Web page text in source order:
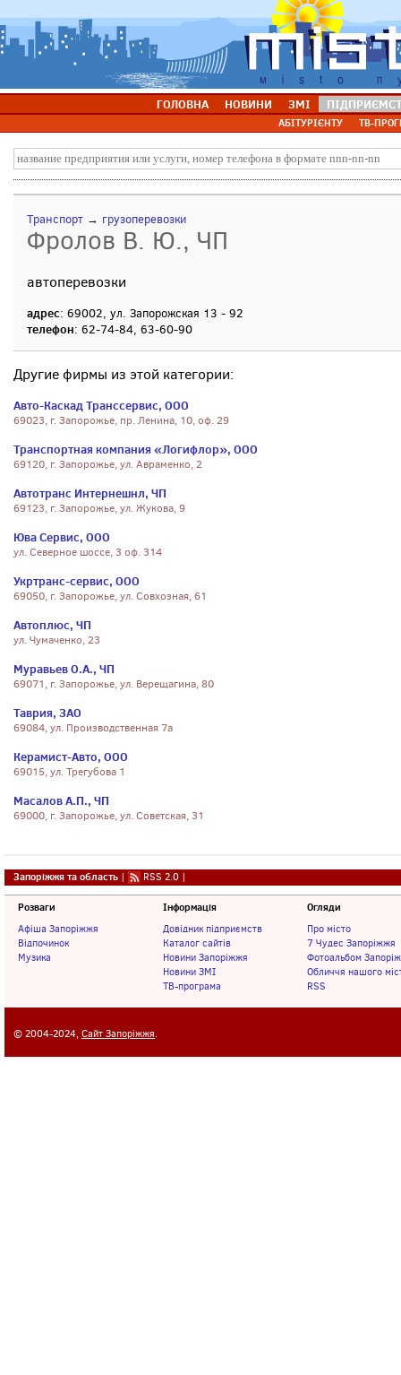
ГОЛОВНА НОВИНИ ЗМІ
АБІТУРІЄНТУ ТВ-
Транспорт → грузоперевозки
Фролов В. Ю., ЧП
автоперевозки
адрес: 69002, ул. Запорожская 13 - 92
телефон: 62-74-84, 63-60-90
Другие фирмы из этой категории:
Авто-Каскад Транссервис, ООО
69023, г. Запорожье, пр. Ленина, 10, оф. 29
Транспортная компания «Логифлор», ООО
69120, г. Запорожье, ул. Авраменко, 2
Автотранс Интернешнл, ЧП
69123, г. Запорожье, ул. Жукова, 9
Юва Сервис, ООО
ул. Северное шоссе, 3 оф. 314
Укртранс-сервис, ООО
69050, г. Запорожье, ул. Совхозная, 61
Автоплюс, ЧП
ул. Чумаченко, 23
Муравьев О.А., ЧП
69071, г. Запорожье, ул. Верещагина, 80
Таврия, ЗАО
69084, ул. Производственная 7а
Керамист-Авто, ООО
69015, ул. Трегубова 1
Масалов А.П., ЧП
69000, г. Запорожье, ул. Советская, 31
Запоріжжя та область | RSS 2.0 |
Розваги
Афіша Запоріжжя
Відпочинок
Музика
Інформація
Довідник підприємств
Каталог сайтів
Новини Запоріжжя
Новини ЗМІ
ТВ-програма
Огляди
Про місто
7 Чудес Запоріжжя
Фотоальбом
Обличчя нашого
RSS
© 2004-2024, Сайт Запоріжжя.